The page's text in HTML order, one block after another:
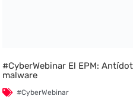
#CyberWebinar El EPM:
malware
#CyberWebinar